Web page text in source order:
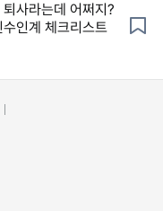
사라는데 어쩌지?
인계 체크리스트